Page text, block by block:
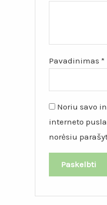
Pavadinimas*
Noriu savo
interneto
norėsiu